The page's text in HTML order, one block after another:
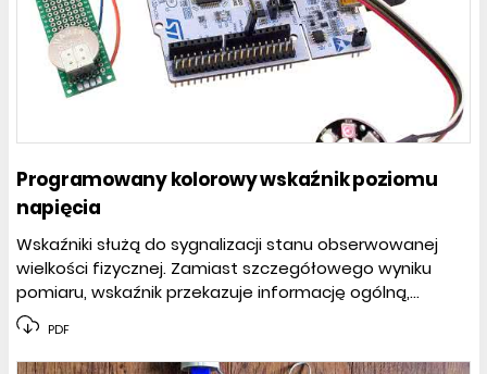
Programowany kolorowy wskaźnik poziomu
napięcia
Wskaźniki służą do sygnalizacji stanu obserwowanej
wielkości fizycznej. Zamiast szczegółowego wyniku
pomiaru, wskaźnik przekazuje informację ogólną,...
PDF